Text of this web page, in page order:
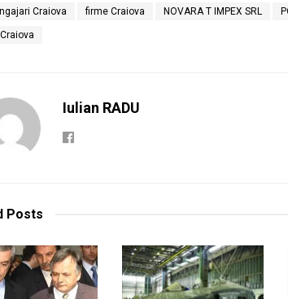
Craiova firme Craiova NOVARA T IMPEX SRL
Iulian RADU
Posts